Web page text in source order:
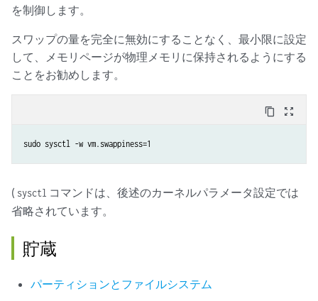
を制御します。
スワップの量を完全に無効にすることなく、最小限に設定
して、メモリページが物理メモリに保持されるようにする
ことをお勧めします。
content_copy zoom_out_map
sudo sysctl -w vm.swappiness=1
( sysctl コマンドは、後述のカーネルパラメータ設定では
省略されています。
貯蔵
パーティションとファイルシステム